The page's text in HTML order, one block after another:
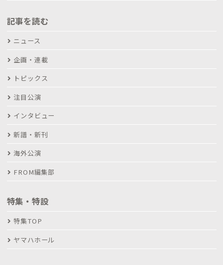
記事を読む
ニュース
企画・連載
トピックス
注目公演
インタビュー
新譜・新刊
海外公演
FROM編集部
特集・特設
特集TOP
ヤマハホール